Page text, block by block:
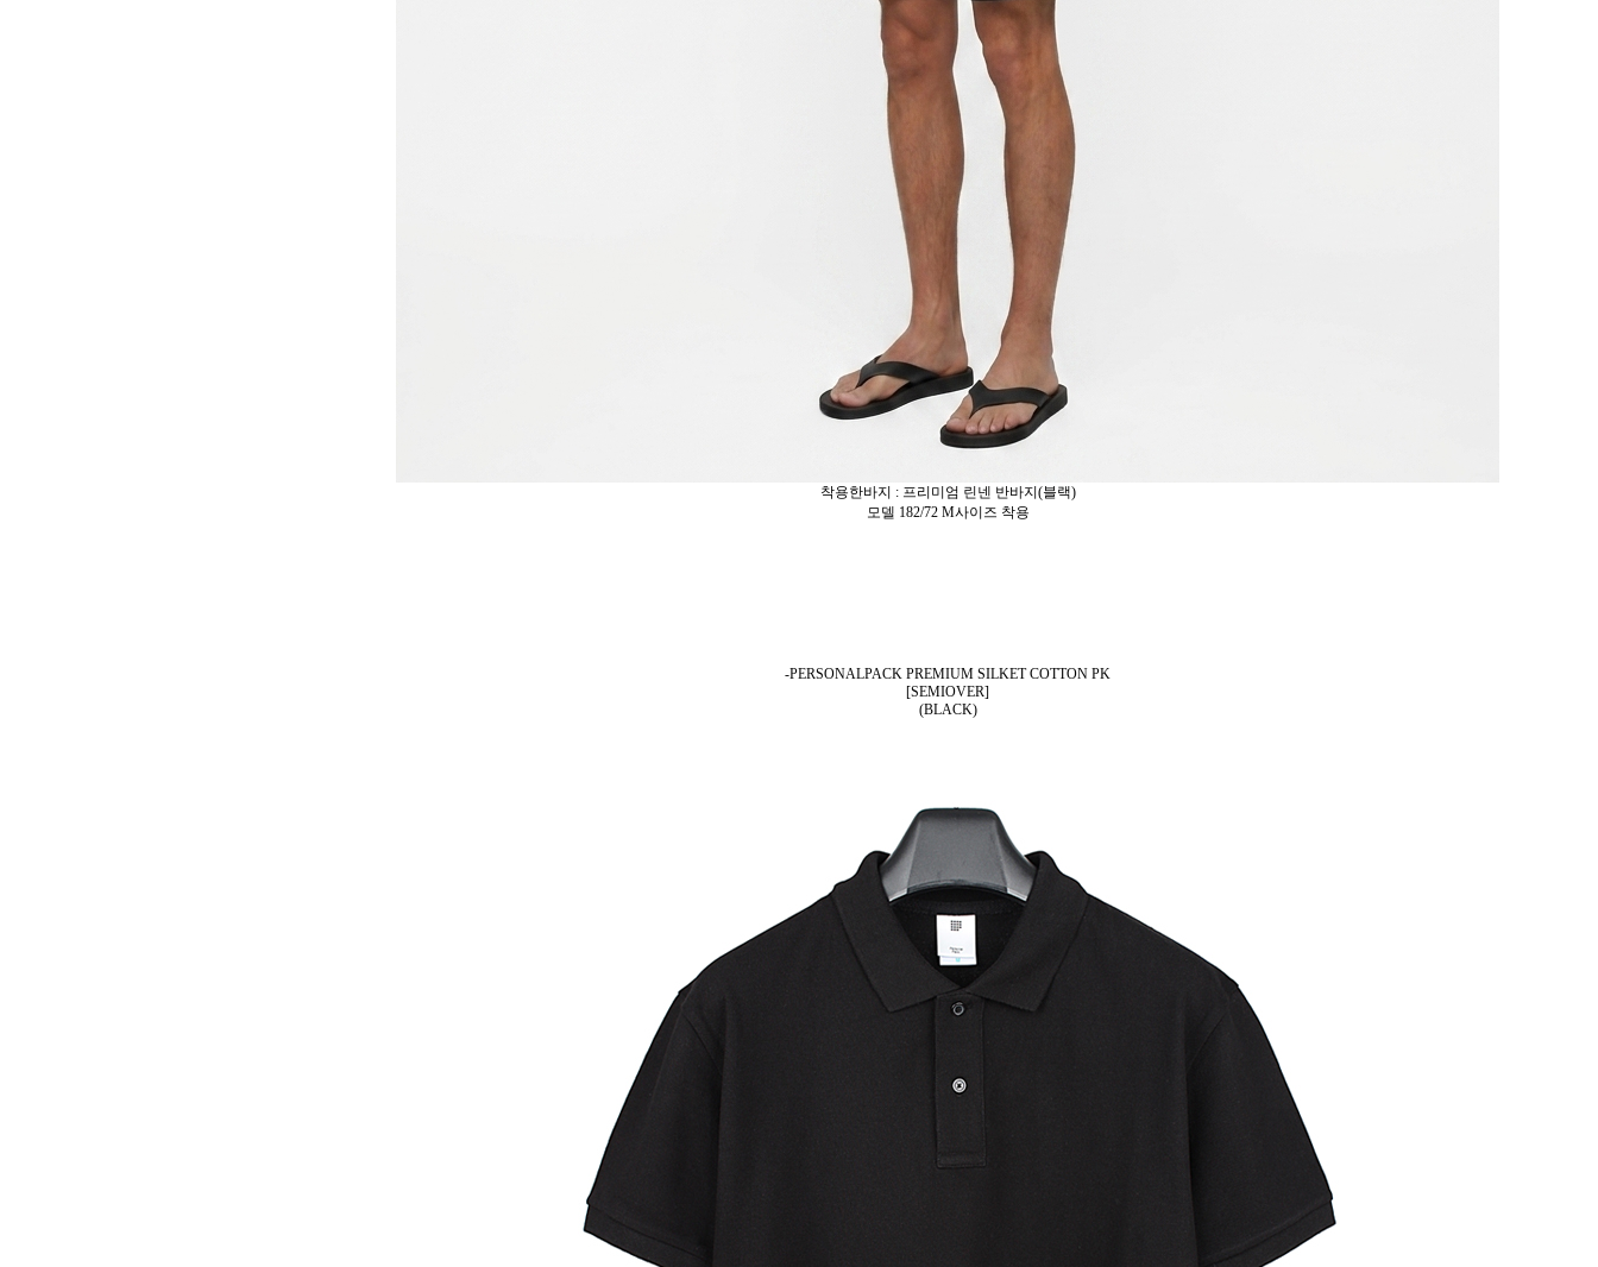
착용한바지 : 프리미엄 린넨 반바지(블랙)
모델 182/72 M사이즈 착용
-PERSONALPACK PREMIUM SILKET COTTON PK
[SEMIOVER]
(BLACK)